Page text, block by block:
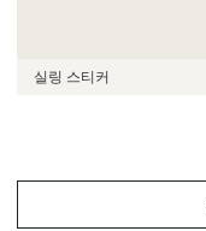
실링 스티커